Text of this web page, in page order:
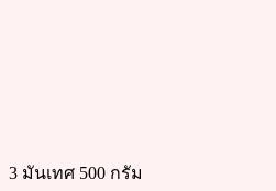
3 มันเทศ 500 กรัม